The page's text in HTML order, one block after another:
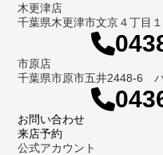
木更津店
千葉県木更津市文京４丁目
市原店
千葉県市原市五井2448-6
お問い合わせ
来店予約
公式アカウント